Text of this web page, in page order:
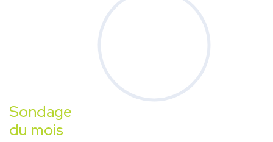
Sondage
du mois